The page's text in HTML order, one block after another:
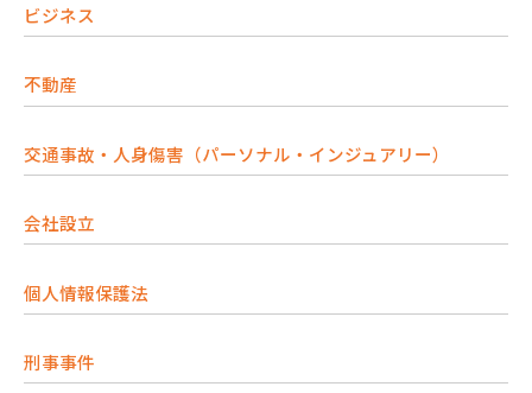
ビジネス
不動産
交通事故・人身傷害（パーソナル・インジュアリー）
会社設立
個人情報保護法
刑事事件